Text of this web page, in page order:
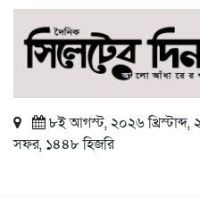
৮ই আগস্ট, ২০২৬ খ্রিস্টাব্দ,
সফর, ১৪৪৮ হিজরি